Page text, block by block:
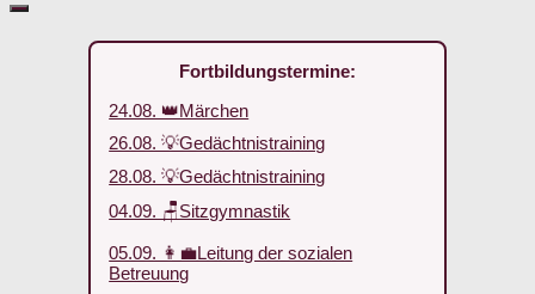
Fortbildungstermine:
24.08. 👑Märchen
26.08. 💡Gedächtnistraining
28.08. 💡Gedächtnistraining
04.09. 🪑Sitzgymnastik
05.09. 👩‍💼Leitung der sozialen
Betreuung